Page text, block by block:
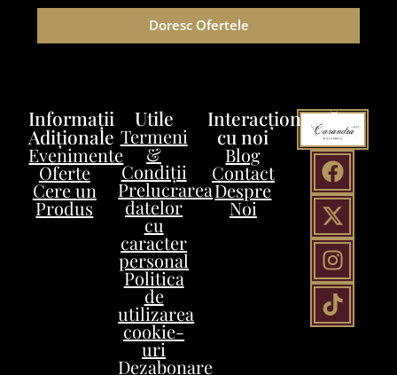
Doresc Ofertele
Interacționează
cu noi
Blog
Contact
Despre
Noi
Utile
Termeni
&
Condiții
Prelucrarea
datelor
cu
caracter
personal
Politica
de
utilizarea
cookie-
uri
Dezabonare
Informații
Adiționale
Evenimente
Oferte
Cere un
Produs